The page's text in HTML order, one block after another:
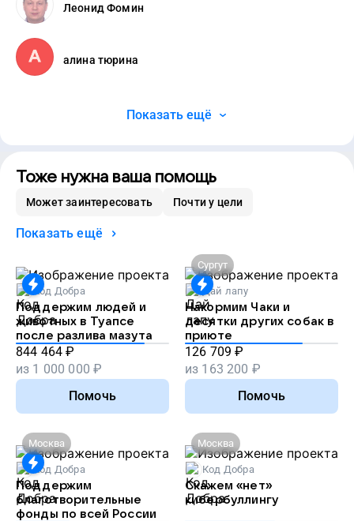
Леонид Фомин
алина тюрина
Показать ещё
Тоже нужна ваша помощь
Может заинтересовать Почти у цели
Показать ещё
Код Добра
Поддержим людей и
животных в Туапсе
после разлива мазута
844 464 ₽
из 1 000 000 ₽
Помочь
Сургут
Дай лапу
Накормим Чаки и
десятки других собак в
приюте
126 709 ₽
из 163 200 ₽
Помочь
Москва
Код Добра
Поддержим
благотворительные
фонды по всей России
Москва
Код Добра
Скажем «нет»
кибербуллингу